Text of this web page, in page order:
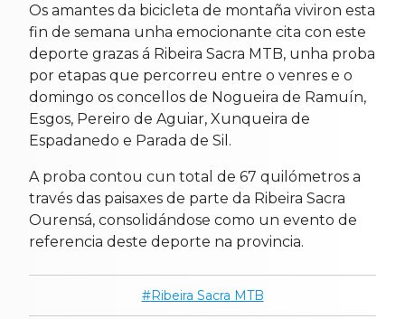
Os amantes da bicicleta de montaña viviron esta
fin de semana unha emocionante cita con este
deporte grazas á Ribeira Sacra MTB, unha proba
por etapas que percorreu entre o venres e o
domingo os concellos de Nogueira de Ramuín,
Esgos, Pereiro de Aguiar, Xunqueira de
Espadanedo e Parada de Sil.
A proba contou cun total de 67 quilómetros a
través das paisaxes de parte da Ribeira Sacra
Ourensá, consolidándose como un evento de
referencia deste deporte na provincia.
Ribeira Sacra MTB